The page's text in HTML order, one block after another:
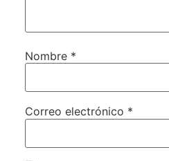
Nombre *
Correo electrónico *